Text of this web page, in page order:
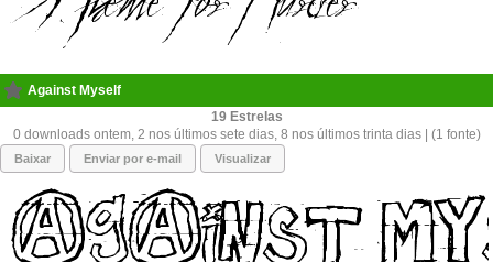
Against Myself
19
0 downloads ontem, 2 nos últimos sete dias, 8 nos últimos trinta dias | (1 fonte)
Baixar Enviar por e-mail Visualizar